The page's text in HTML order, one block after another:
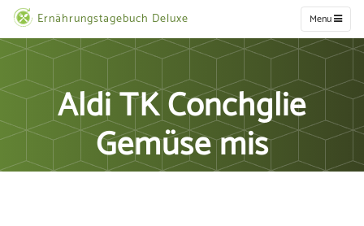
Ernährungstagebuch Deluxe Menu
Aldi TK Conchglie
Gemüse mis